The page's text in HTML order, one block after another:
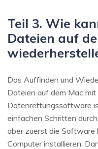
Teil 3. Wie
Dateien auf
Das Auffinden und
Dateien auf dem Mac
Datenrettungssoftware
einfachen Schritten
aber zuerst die Software
Computer installieren.